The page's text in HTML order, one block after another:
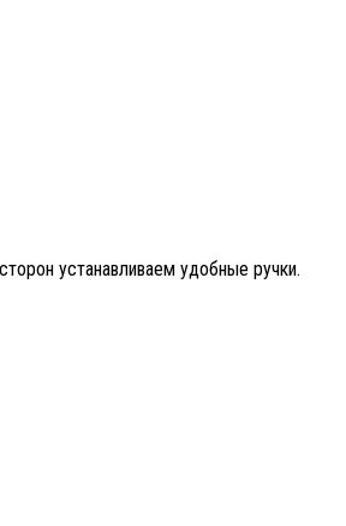
устанавливаем удобные ручки.